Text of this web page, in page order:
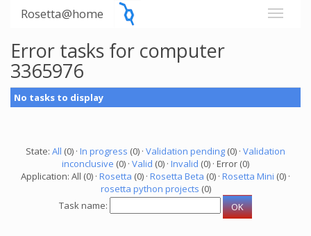
Rosetta@home
Error tasks for computer
3365976
No tasks to display
State: All (0) · In progress (0) · Validation pending (0) · Validation
inconclusive (0) · Valid (0) · Invalid (0) · Error (0)
Application: All (0) · Rosetta (0) · Rosetta Beta (0) · Rosetta Mini (0) ·
rosetta python projects (0)
Task name: